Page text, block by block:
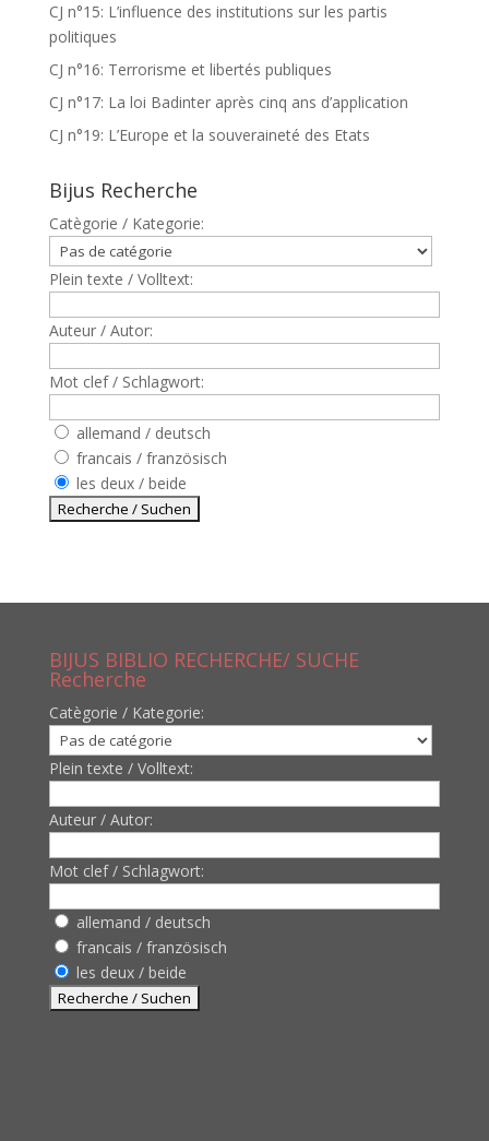
CJ n°15: L’influence des institutions sur les partis
politiques
CJ n°16: Terrorisme et libertés publiques
CJ n°17: La loi Badinter après cinq ans d’application
CJ n°19: L’Europe et la souveraineté des Etats
Bijus Recherche
Catègorie / Kategorie:
Plein texte / Volltext:
Auteur / Autor:
Mot clef / Schlagwort:
allemand / deutsch
francais / französisch
les deux / beide
BIJUS BIBLIO RECHERCHE/ SUCHE
Recherche
Catègorie / Kategorie:
Plein texte / Volltext:
Auteur / Autor:
Mot clef / Schlagwort:
allemand / deutsch
francais / französisch
les deux / beide